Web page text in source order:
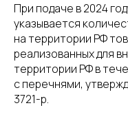
При подаче в 2024
указывается
на территории РФ
реализованных для
территории РФ в
с перечнями,
3721-р.